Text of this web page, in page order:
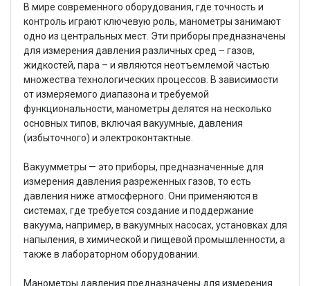
В мире современного оборудования, где точность и
контроль играют ключевую роль, манометры занимают
одно из центральных мест. Эти приборы предназначены
для измерения давления различных сред – газов,
жидкостей, пара – и являются неотъемлемой частью
множества технологических процессов. В зависимости
от измеряемого диапазона и требуемой
функциональности, манометры делятся на несколько
основных типов, включая вакуумные, давления
(избыточного) и электроконтактные.
Вакуумметры — это приборы, предназначенные для
измерения давления разреженных газов, то есть
давления ниже атмосферного. Они применяются в
системах, где требуется создание и поддержание
вакуума, например, в вакуумных насосах, установках для
напыления, в химической и пищевой промышленности, а
также в лабораторном оборудовании.
Манометры давления предназначены для измерения